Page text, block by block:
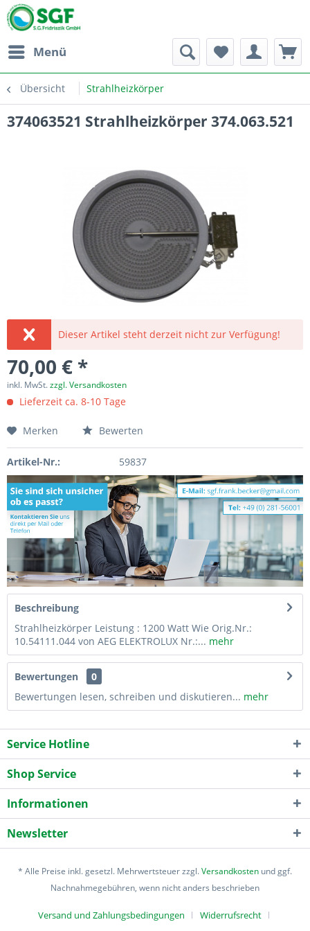
Menü
Übersicht Strahlheizkörper
374063521 Strahlheizkörper 374.063.521
Dieser Artikel steht derzeit nicht zur Verfügung!
70,00 € *
inkl. MwSt.zzgl. Versandkosten
Lieferzeit ca. 8-10 Tage
Merken Bewerten
Artikel-Nr.: 59837
Beschreibung
Strahlheizkörper Leistung : 1200 Watt Wie Orig.Nr.:
10.54111.044 von AEG ELEKTROLUX Nr.:... mehr
Bewertungen
0
Bewertungen lesen, schreiben und diskutieren... mehr
Service Hotline
Shop Service
Informationen
Newsletter
* Alle Preise inkl. gesetzl. Mehrwertsteuer zzgl.Versandkosten und ggf.
Nachnahmegebühren, wenn nicht anders beschrieben
Versand und Zahlungsbedingungen Widerrufsrecht